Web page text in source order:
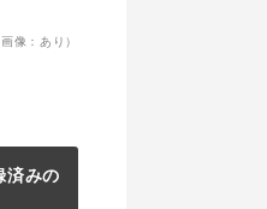
像：あり）
済みの